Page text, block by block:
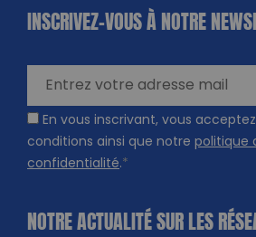
INSCRIVEZ-VOUS À NOTRE
En vous inscrivant, vous
conditions ainsi que notre politique
confidentialité.*
NOTRE ACTUALITÉ SUR LES